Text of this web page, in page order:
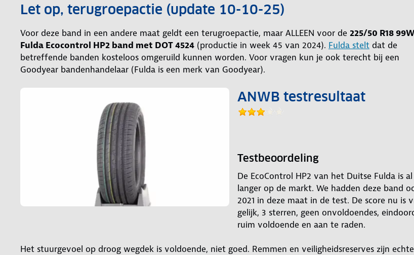
Let op, terugroepactie (update 10-10-25)
Voor deze band in een andere maat geldt een terugroepactie, maar ALLEEN voor de 225/50 R18
Fulda Ecocontrol HP2 band met DOT 4524 (productie in week 45 van 2024). Fulda stelt dat de
betreffende banden kosteloos omgeruild kunnen worden. Voor vragen kun je ook terecht bij een
Goodyear bandenhandelaar (Fulda is een merk van Goodyear).
ANWB testresultaat
Testbeoordeling
De EcoControl HP2 van het Duitse Fulda is
langer op de markt. We hadden deze band
2021 in deze maat in de test. De score nu is
gelijk, 3 sterren, geen onvoldoendes,
ruim voldoende en aan te raden.
Het stuurgevoel op droog wegdek is voldoende, niet goed. Remmen en veiligheidsreserves zijn